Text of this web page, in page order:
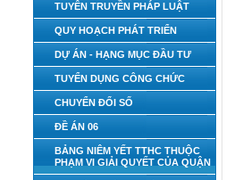
TUYÊN TRUYỀN PHÁP LUẬT
QUY HOẠCH PHÁT TRIỂN
DỰ ÁN - HẠNG MỤC ĐẦU TƯ
TUYỂN DỤNG CÔNG CHỨC
CHUYỂN ĐỔI SỐ
ĐỀ ÁN 06
BẢNG NIÊM YẾT TTHC THUỘC
PHẠM VI GIẢI QUYẾT CỦA QUẬN